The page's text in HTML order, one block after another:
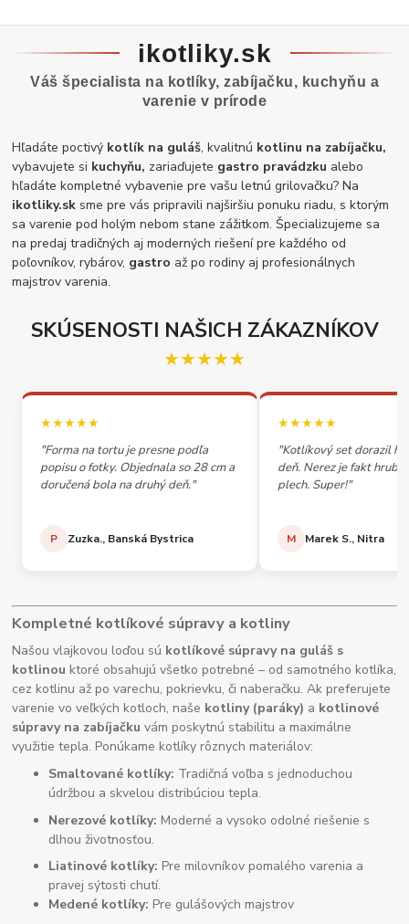
ikotliky.sk
Váš špecialista na kotlíky, zabíjačku, kuchyňu a
varenie v prírode
Hľadáte poctivý kotlík na guláš, kvalitnú kotlinu na zabíjačku,
vybavujete si kuchyňu, zariaďujete gastro pravádzku alebo
hľadáte kompletné vybavenie pre vašu letnú grilovačku? Na
ikotliky.sk sme pre vás pripravili najširšiu ponuku riadu, s ktorým
sa varenie pod holým nebom stane zážitkom. Špecializujeme sa
na predaj tradičných aj moderných riešení pre každého od
poľovníkov, rybárov, gastro až po rodiny aj profesionálnych
majstrov varenia.
SKÚSENOSTI NAŠICH ZÁKAZNÍKOV
★★★★★
★★★★★
"Forma na tortu je presne podľa
popisu o fotky. Objednala so 28 cm a
doručená bola na druhý deň."
P Zuzka., Banská Bystrica
★★★★★
"Kotlíkový set dorazil
deň. Nerez je fakt
plech. Super!"
M Marek S., Nitra
Kompletné kotlíkové súpravy a kotliny
Našou vlajkovou loďou sú kotlíkové súpravy na guláš s
kotlinou ktoré obsahujú všetko potrebné – od samotného kotlíka,
cez kotlinu až po varechu, pokrievku, či naberačku. Ak preferujete
varenie vo veľkých kotloch, naše kotliny (paráky) a kotlinové
súpravy na zabíjačku vám poskytnú stabilitu a maximálne
využitie tepla. Ponúkame kotlíky rôznych materiálov:
Smaltované kotlíky: Tradičná voľba s jednoduchou
údržbou a skvelou distribúciou tepla.
Nerezové kotlíky: Moderné a vysoko odolné riešenie s
dlhou životnosťou.
Liatinové kotlíky: Pre milovníkov pomalého varenia a
pravej sýtosti chutí.
Medené kotlíky: Pre gulášových majstrov